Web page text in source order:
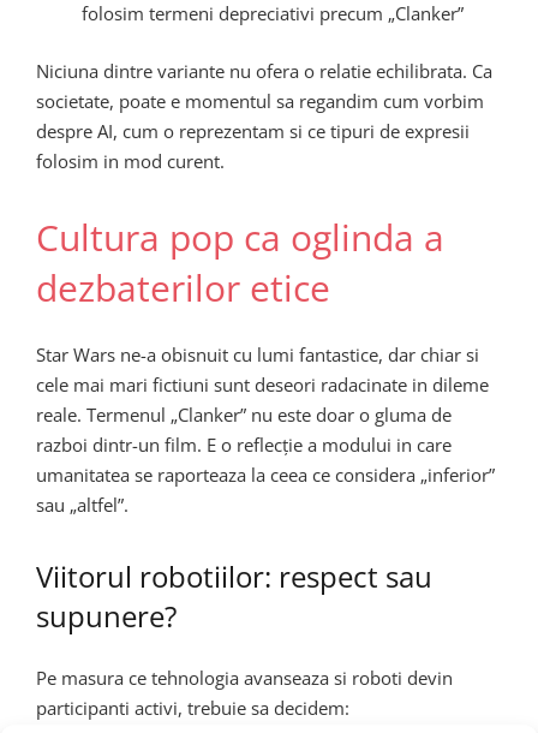
folosim termeni depreciativi precum „Clanker”
Niciuna dintre variante nu ofera o relatie echilibrata. Ca
societate, poate e momentul sa regandim cum vorbim
despre AI, cum o reprezentam si ce tipuri de expresii
folosim in mod curent.
Cultura pop ca oglinda a
dezbaterilor etice
Star Wars ne-a obisnuit cu lumi fantastice, dar chiar si
cele mai mari fictiuni sunt deseori radacinate in dileme
reale. Termenul „Clanker” nu este doar o gluma de
razboi dintr-un film. E o reflecție a modului in care
umanitatea se raporteaza la ceea ce considera „inferior”
sau „altfel”.
Viitorul robotiilor: respect sau
supunere?
Pe masura ce tehnologia avanseaza si roboti devin
participanti activi, trebuie sa decidem: